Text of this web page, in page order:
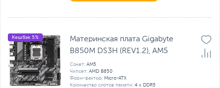
Кешбэк 5%
Материнская плата Gigabyte
B850M DS3H (REV1.2), AM5
Сокет: AM5
Чипсет: AMD B850
Форм-фактор: Micro-ATX
Количество слотов памяти: 4 x DDR5